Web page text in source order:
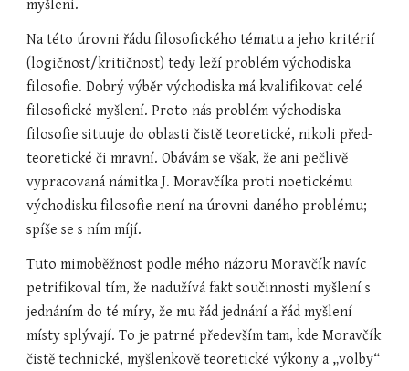
myšlení.
Na této úrovni řádu filosofického tématu a jeho kritérií
(logičnost/kritičnost) tedy leží problém východiska
filosofie. Dobrý výběr východiska má kvalifikovat celé
filosofické myšlení. Proto nás problém východiska
filosofie situuje do oblasti čistě teoretické, nikoli před-
teoretické či mravní. Obávám se však, že ani pečlivě
vypracovaná námitka J. Moravčíka proti noetickému
východisku filosofie není na úrovni daného problému;
spíše se s ním míjí.
Tuto mimoběžnost podle mého názoru Moravčík navíc
petrifikoval tím, že nadužívá fakt součinnosti myšlení s
jednáním do té míry, že mu řád jednání a řád myšlení
místy splývají. To je patrné především tam, kde Moravčík
čistě technické, myšlenkově teoretické výkony a „volby“